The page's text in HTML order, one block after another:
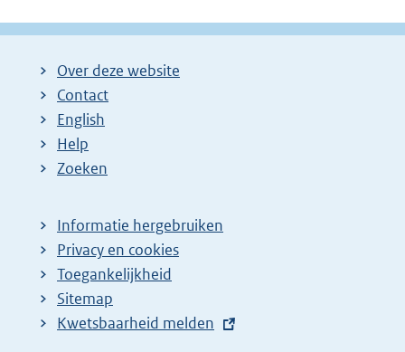
Over deze website
Contact
English
Help
Zoeken
Informatie hergebruiken
Privacy en cookies
Toegankelijkheid
Sitemap
E
Kwetsbaarheid melden